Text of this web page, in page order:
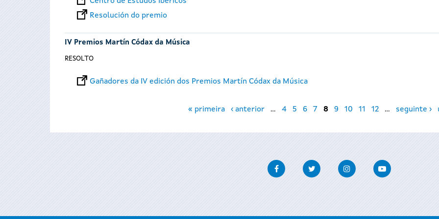
Resolución do premio
IV Premios Martín Códax da Música
RESOLTO
Gañadores da IV edición dos Premios Martín Códax da Música
« primeira ‹ anterior … 4 5 6 7 8 9 10 11 12 … seguinte ›
FacebookTwitter InstagramYoutube